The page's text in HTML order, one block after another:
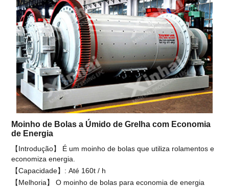
Moinho de Bolas a Úmido de Grelha com Economia
de Energia
【Introdução】 É um moinho de bolas que utiliza rolamentos e
economiza energia.
【Capacidade】: Até 160t / h
【Melhoria】 O moinho de bolas para economia de energia